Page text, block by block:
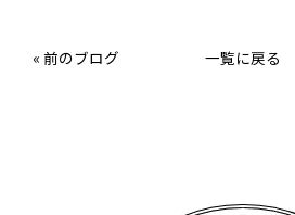
« 前のブログ 一覧に戻る